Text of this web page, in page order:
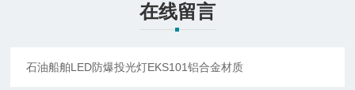
在线留言